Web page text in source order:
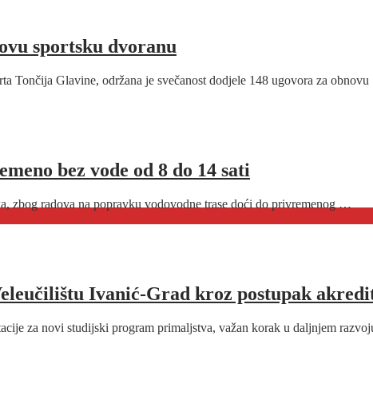
sportsku dvoranu
Tončija Glavine, održana je svečanost dodjele 148 ugovora za
bez vode od 8 do 14 sati
zbog radova na popravku vodovodne trase doći do privremenog …
Ivanić-Grad kroz postupak
za novi studijski program primaljstva, važan korak u daljnjem